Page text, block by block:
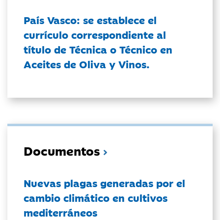
País Vasco: se establece el
currículo correspondiente al
título de Técnica o Técnico en
Aceites de Oliva y Vinos.
Documentos
Nuevas plagas generadas por el
cambio climático en cultivos
mediterráneos